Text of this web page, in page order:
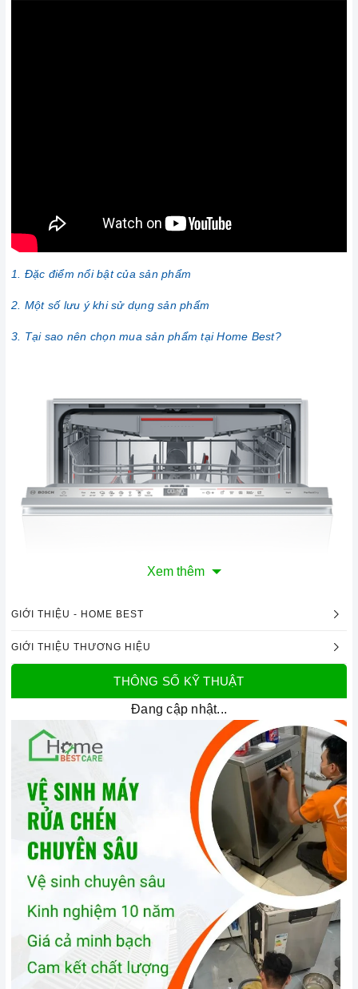
1. Đặc điểm nổi bật của sản phẩm
2. Một số lưu ý khi sử dụng sản phẩm
3. Tại sao nên chọn mua sản phẩm tại Home Best?
Máy rửa chén bát âm toàn phần Bosch
HMH.SMV6ZCX42E Serie 6 | Home Best
1. Đặc điểm nổi bật của sản phẩm
Thiết kế sang trọng
Máy rửa chén Bosch SMV6ZCX42Eđược thiết kế với kiểu
dáng hiện đại, sang trọng, phù hợp với mọi không gian bếp.
Máy có vỏ ngoài được làm bằng chất liệu thép không gỉ sáng
bóng, mang đến vẻ đẹp tinh tế và sang trọng cho căn bếp.
Máy có kích thước 815 x 598 x 550 mm, phù hợp với việc lắp
Xem thêm
GIỚI THIỆU - HOME BEST
GIỚI THIỆU THƯƠNG HIỆU
THÔNG SỐ KỸ THUẬT
Đang cập nhật...